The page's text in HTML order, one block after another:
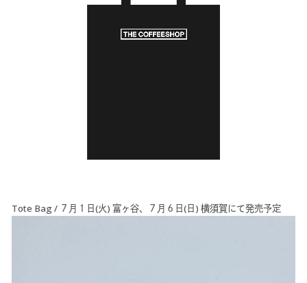
Tote Bag / ７月１日(火) 富ヶ谷、７月６日(日) 横須賀にて発売予定